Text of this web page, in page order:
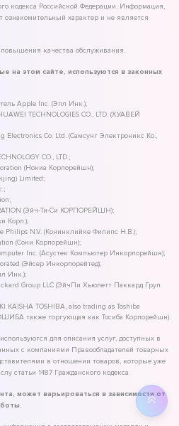
кодекса Российской Федерации. Информация,
ознакомительный характер и не является
качества обслуживания.
на этом сайте, используются в законных
Apple Inc. (Эпл Инк.);
TECHNOLOGIES CO., LTD. (ХУАВЕЙ
Electronics Co. Ltd. (Самсунг Электроникс Ко.,
CO., LTD.;
(Нокиа Корпорейшн);
Limited;
(Эйч-Ти-Си КОРПОРЕЙШН);
Корп.);
Philips N.V. (Конинклийке Филипс Н.В.);
(Сони Корпорейшн);
Inc. (Асустек Компьютер Инкорпорейшн);
(Эйсер Инкорпорейтед);
Инк.);
Group LLC (ЭйчПи Хьюлетт Паккард Груп
KAISHA TOSHIBA, also trading as Toshiba
также торгующая как Тосиба Корпорейшн).
для описания услуг, доступных в
с компаниями Правообладателей товарных
в отношении товаров, которые уже
статьи 1487 Гражданского кодекса.
может варьироваться в зависимости от